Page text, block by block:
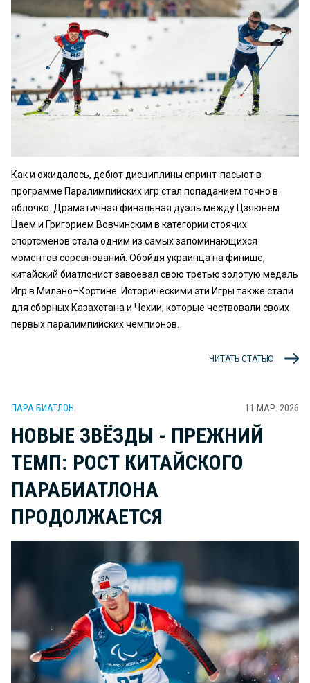
Как и ожидалось, дебют дисциплины спринт-пасьют в
программе Паралимпийских игр стал попаданием точно в
яблочко. Драматичная финальная дуэль между Цзяюнем
Цаем и Григорием Вовчинским в категории стоячих
спортсменов стала одним из самых запоминающихся
моментов соревнований. Обойдя украинца на финише,
китайский биатлонист завоевал свою третью золотую медаль
Игр в Милано–Кортине. Историческими эти Игры также стали
для сборных Казахстана и Чехии, которые чествовали своих
первых паралимпийских чемпионов.
ЧИТАТЬ СТАТЬЮ
ПАРА БИАТЛОН 11 МАР. 2026
НОВЫЕ ЗВЁЗДЫ - ПРЕЖНИЙ
ТЕМП: РОСТ КИТАЙСКОГО
ПАРАБИАТЛОНА
ПРОДОЛЖАЕТСЯ